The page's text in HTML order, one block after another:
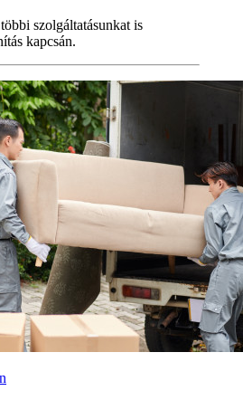
szolgáltatásunkat is
kapcsán.